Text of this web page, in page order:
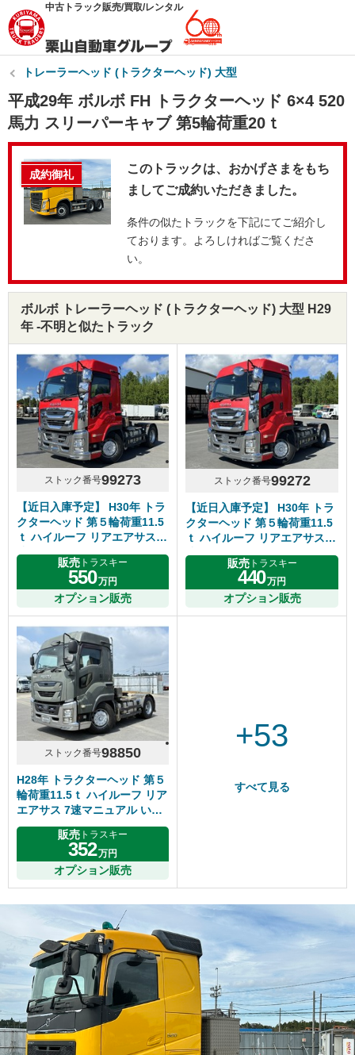
中古トラック販売/買取/レンタル
トレーラーヘッド (トラクターヘッド) 大型
平成29年 ボルボ FH トラクターヘッド 6×4 520
馬力 スリーパーキャブ 第5輪荷重20ｔ
成約御礼
このトラックは、おかげさまをもち
ましてご成約いただきました。
条件の似たトラックを下記にてご紹介し
ております。よろしければご覧くださ
い。
ボルボ トレーラーヘッド (トラクターヘッド) 大型 H29
年 -不明と似たトラック
ストック番号99273
【近日入庫予定】 H30年 トラ
クターヘッド 第５輪荷重11.5
ｔ ハイルーフ リアエアサス 7
速マニュアル いすゞギガ
販売 トラスキー
550万円
オプション販売
ストック番号99272
【近日入庫予定】 H30年 トラ
クターヘッド 第５輪荷重11.5
ｔ ハイルーフ リアエアサス 7
速マニュアル いすゞギガ
販売トラスキー
440万円
オプション販売
ストック番号98850
H28年 トラクターヘッド 第５
輪荷重11.5ｔ ハイルーフ リア
エアサス 7速マニュアル い
すゞギガ
販売 トラスキー
352万円
オプション販売
+53
すべて見る